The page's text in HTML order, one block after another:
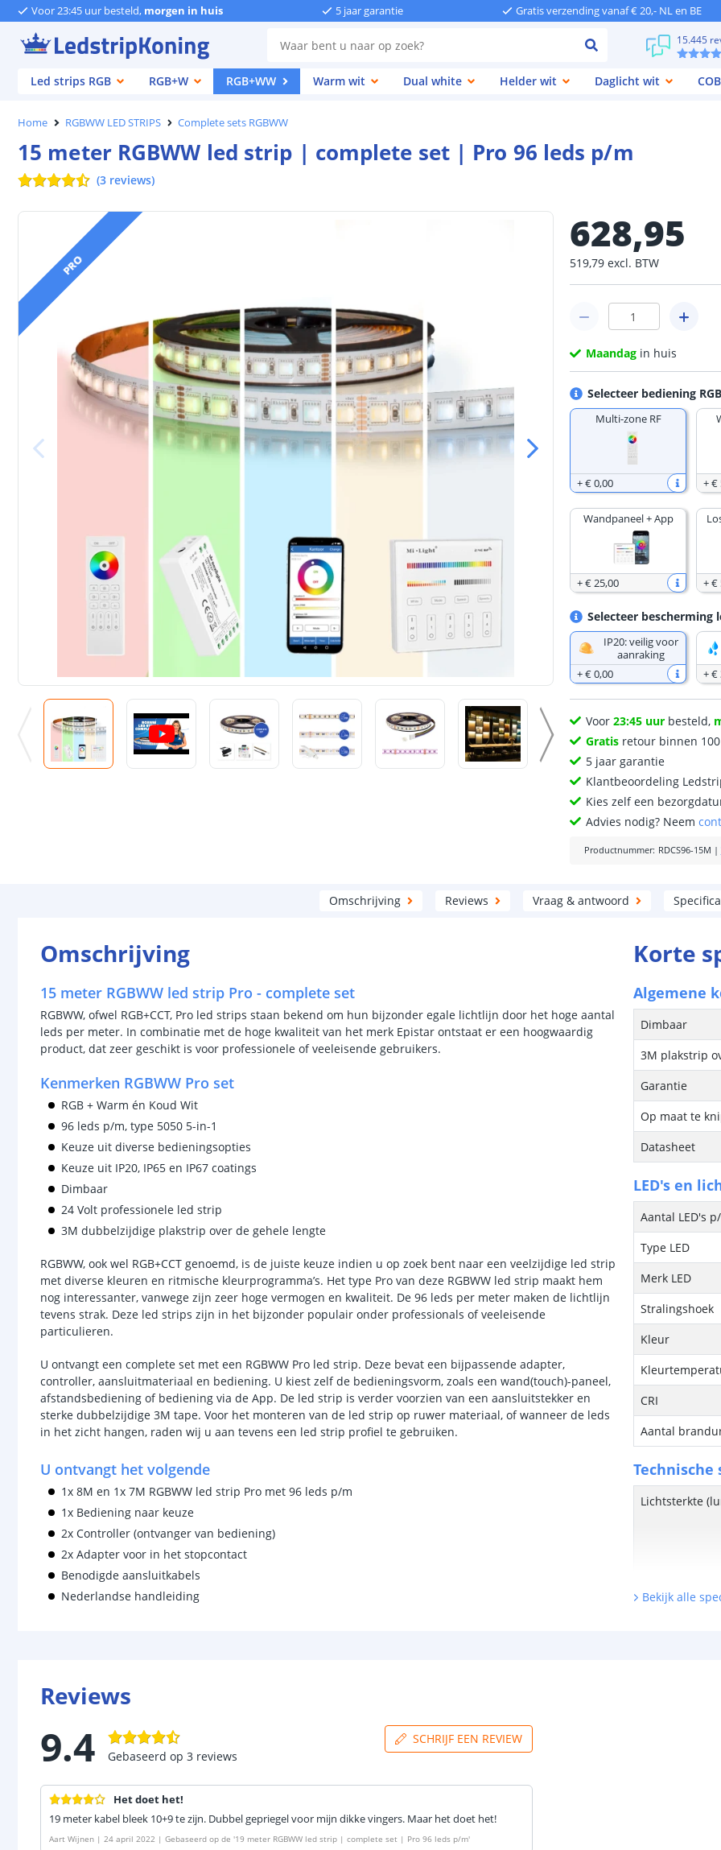
Voor 23:45 uur besteld, morgen in huis 5 jaar garantie Gratis verzending vanaf € 20,- NL en BE
15.445
Led strips RGB
RGB+W RGB+WW Warm wit Dual white Helder wit Daglicht wit COB
Home RGBWW LED STRIPS Complete sets RGBWW
15 meter RGBWW led strip | complete set | Pro 96 leds p/m
(3 reviews)
PRO
628,95
519,79 excl. BTW
Maandag in huis
Selecteer bediening
Multi-zone RF
+€ 0,00 +€
Wandpaneel + App
+€ 25,00 +€
Selecteer bescherming
IP20: veilig voor
aanraking
+€ 0,00
+€
Voor23:45 uur besteld,
Gratis retour binnen
5 jaar garantie
Klantbeoordeling
Kies zelf een
Advies nodig? Neem
Productnummer: RDCS96-15M |
Omschrijving Reviews Vraag & antwoord
Omschrijving
15 meter RGBWW led strip Pro - complete set
RGBWW, ofwel RGB+CCT, Pro led strips staan bekend om hun bijzonder egale lichtlijn door het hoge aantal
leds per meter. In combinatie met de hoge kwaliteit van het merk Epistar ontstaat er een hoogwaardig
product, dat zeer geschikt is voor professionele of veeleisende gebruikers.
Kenmerken RGBWW Pro set
RGB + Warm én Koud Wit
96 leds p/m, type 5050 5-in-1
Keuze uit diverse bedieningsopties
Keuze uit IP20, IP65 en IP67 coatings
Dimbaar
24 Volt professionele led strip
3M dubbelzijdige plakstrip over de gehele lengte
RGBWW, ook wel RGB+CCT genoemd, is de juiste keuze indien u op zoek bent naar een veelzijdige led strip
met diverse kleuren en ritmische kleurprogramma’s. Het type Pro van deze RGBWW led strip maakt hem
nog interessanter, vanwege zijn zeer hoge vermogen en kwaliteit. De 96 leds per meter maken de lichtlijn
tevens strak. Deze led strips zijn in het bijzonder populair onder professionals of veeleisende
particulieren.
U ontvangt een complete set met een RGBWW Pro led strip. Deze bevat een bijpassende adapter,
controller, aansluitmateriaal en bediening. U kiest zelf de bedieningsvorm, zoals een wand(touch)-paneel,
afstandsbediening of bediening via de App. De led strip is verder voorzien van een aansluitstekker en
sterke dubbelzijdige 3M tape. Voor het monteren van de led strip op ruwer materiaal, of wanneer de leds
in het zicht hangen, raden wij u aan tevens een led strip profiel te gebruiken.
U ontvangt het volgende
1x 8M en 1x 7M RGBWW led strip Pro met 96 leds p/m
1x Bediening naar keuze
2x Controller (ontvanger van bediening)
2x Adapter voor in het stopcontact
Benodigde aansluitkabels
Nederlandse handleiding
Korte
Algemene
Dimbaar
3M plakstrip
Garantie
Op maat te
Datasheet
LED's en
Aantal LED's
Type LED
Merk LED
Stralingshoek
Kleur
CRI
Aantal
Technische
Lichtsterkte
Bekijk alle
Reviews
9.4 Gebaseerd op 3 reviews
SCHRIJF EEN REVIEW
Het doet het!
19 meter kabel bleek 10+9 te zijn. Dubbel gepriegel voor mijn dikke vingers. Maar het doet het!
Aart Wijnen | 24 april 2022 | Gebaseerd op de '19 meter RGBWW led strip | complete set | Pro 96 leds p/m'